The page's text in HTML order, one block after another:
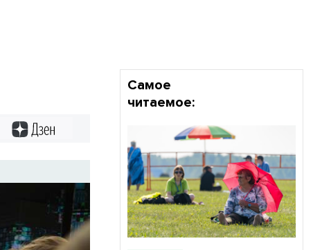
Самое
читаемое: